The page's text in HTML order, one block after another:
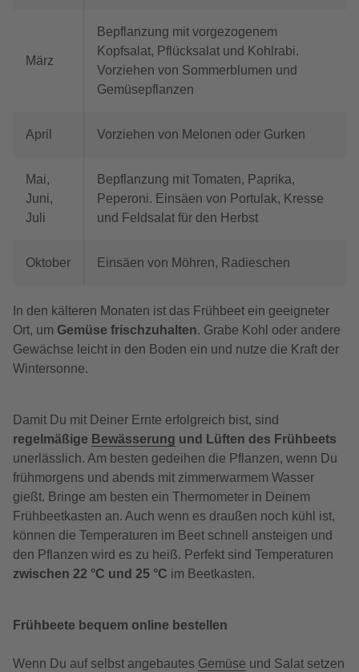
März
Bepflanzung mit vorgezogenem
Kopfsalat, Pflücksalat und Kohlrabi.
Vorziehen von Sommerblumen und
Gemüsepflanzen
April Vorziehen von Melonen oder Gurken
Mai,
Juni,
Juli
Bepflanzung mit Tomaten, Paprika,
Peperoni. Einsäen von Portulak, Kresse
und Feldsalat für den Herbst
Oktober Einsäen von Möhren, Radieschen
In den kälteren Monaten ist das Frühbeet ein geeigneter
Ort, um Gemüse frischzuhalten. Grabe Kohl oder andere
Gewächse leicht in den Boden ein und nutze die Kraft der
Wintersonne.
Damit Du mit Deiner Ernte erfolgreich bist, sind
regelmäßige Bewässerung und Lüften des Frühbeets
unerlässlich. Am besten gedeihen die Pflanzen, wenn Du
frühmorgens und abends mit zimmerwarmem Wasser
gießt. Bringe am besten ein Thermometer in Deinem
Frühbeetkasten an. Auch wenn es draußen noch kühl ist,
können die Temperaturen im Beet schnell ansteigen und
den Pflanzen wird es zu heiß. Perfekt sind Temperaturen
zwischen 22 °C und 25 °C im Beetkasten.
Frühbeete bequem online bestellen
Wenn Du auf selbst angebautes Gemüse und Salat setzen